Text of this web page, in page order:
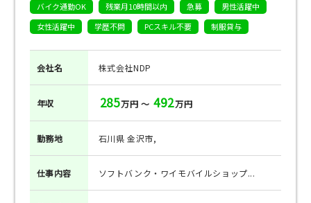
バイク通勤OK
残業月10時間以内 急募
男性活躍中
女性活躍中
学歴不問 PCスキル不要 制服貸与
会社名 株式会社NDP
年収 285万円 ～ 492万円
勤務地 石川県 金沢市,
仕事内容 ソフトバンク・ワイモバイルショップ...